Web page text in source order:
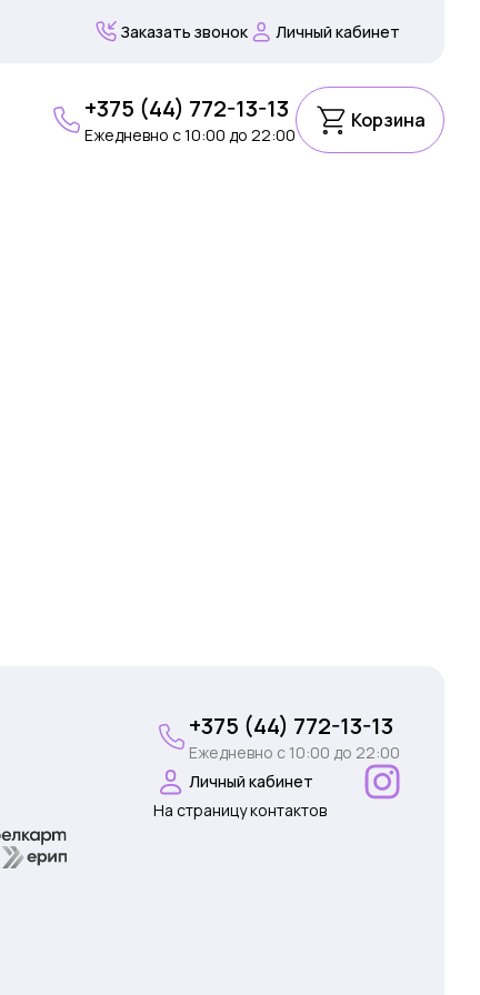
Заказать звонок Личный кабинет
+375 (44) 772-13-13
Ежедневно c 10:00 до 22:00
Корзина
+375 (44) 772-13-13
Ежедневно c 10:00 до 22:00
Личный кабинет
На страницу контактов